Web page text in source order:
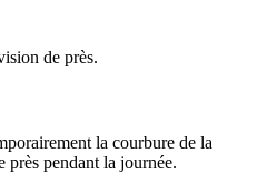
de près.
la courbure de la
près pendant la journée.